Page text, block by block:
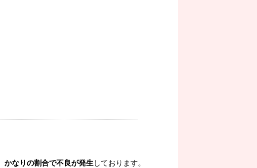
かなりの割合で不良が発生 しております。